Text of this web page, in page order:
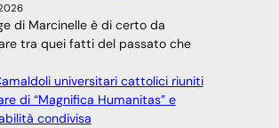
di Marcinelle è di certo da
tra quei fatti del passato che
universitari cattolici riuniti
di “Magnifica Humanitas” e
condivisa